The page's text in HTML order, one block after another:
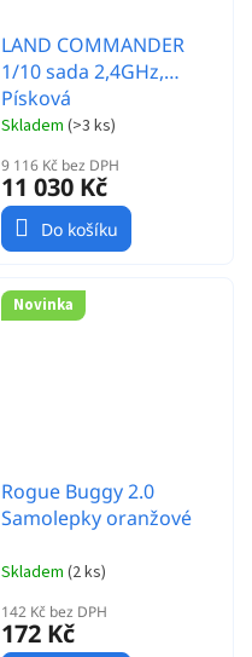
LAND COMMANDER
1/10 sada 2,4GHz,
Písková
Skladem (>3 ks)
9 116 Kč bez DPH
11 030 Kč
Do košíku
Novinka
Rogue Buggy 2.0
Samolepky oranžové
Skladem (2 ks)
142 Kč bez DPH
172 Kč